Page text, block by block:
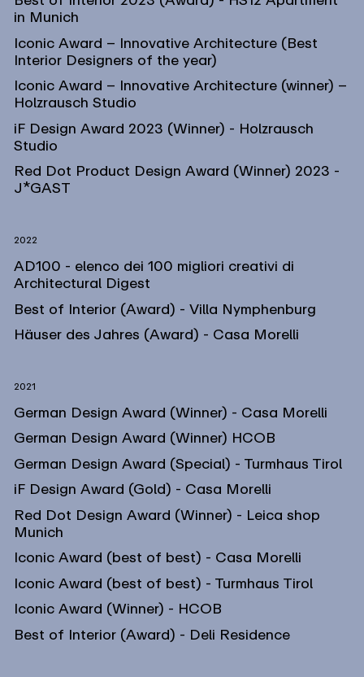
in Munich
Iconic Award – Innovative Architecture (Best
Interior Designers of the year)
Iconic Award – Innovative Architecture (winner) –
Holzrausch Studio
iF Design Award 2023 (Winner) - Holzrausch
Studio
Red Dot Product Design Award (Winner) 2023 -
J*GAST
2022
AD100 - elenco dei 100 migliori creativi di
Architectural Digest
Best of Interior (Award) - Villa Nymphenburg
Häuser des Jahres (Award) - Casa Morelli
2021
German Design Award (Winner) - Casa Morelli
German Design Award (Winner) HCOB
German Design Award (Special) - Turmhaus Tirol
iF Design Award (Gold) - Casa Morelli
Red Dot Design Award (Winner) - Leica shop
Munich
Iconic Award (best of best) - Casa Morelli
Iconic Award (best of best) - Turmhaus Tirol
Iconic Award (Winner) - HCOB
Best of Interior (Award) - Deli Residence